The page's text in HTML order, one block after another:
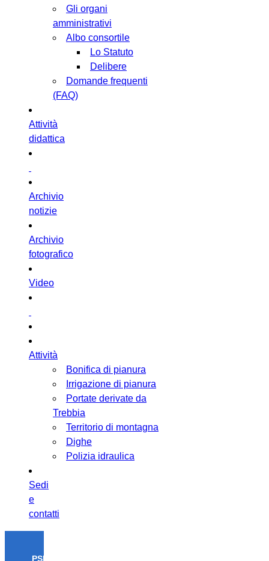
Gli organi
amministrativi
Albo consortile
Lo Statuto
Delibere
Domande frequenti
(FAQ)
Attività
didattica
Archivio
notizie
Archivio
fotografico
Video
Attività
Bonifica di pianura
Irrigazione di pianura
Portate derivate da
Trebbia
Territorio di montagna
Dighe
Polizia idraulica
Sedi
e
contatti
PSR